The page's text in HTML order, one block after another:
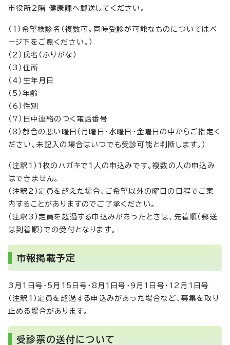
市役所2階 健康課へ郵送してください。
（1）希望検診名（複数可。同時受診が可能なものについてはペ
ージ下をご覧ください。）
（2）氏名（ふりがな）
（3）住所
（4）生年月日
（5）年齢
（6）性別
（7）日中連絡のつく電話番号
（8）都合の悪い曜日（月曜日・水曜日・金曜日の中からご指定く
ださい。未記入の場合はいつでも受診可能と判断します。）
（注釈1）1枚のハガキで1人の申込みです。複数の人の申込み
はできません。
（注釈2）定員を超えた場合、ご希望以外の曜日の日程でご案
内することがありますのでご了承ください。
（注釈3）定員を超過する申込みがあったときは、先着順（郵送
は到着順）での受付となります。
市報掲載予定
3月1日号・5月15日号・8月1日号・9月1日号・12月1日号
（注釈1）定員を超過する申込みがあった場合など、募集を取り
止める場合があります。
受診票の送付について